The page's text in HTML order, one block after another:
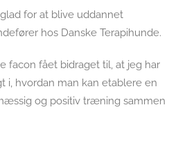
for at blive uddannet
hos Danske Terapihunde.
facon fået bidraget til, at jeg har
i, hvordan man kan etablere en
og positiv træning sammen